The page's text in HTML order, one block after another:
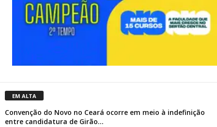
EM ALTA
Convenção do Novo no Ceará ocorre em meio à indefinição
entre candidatura de Girão...